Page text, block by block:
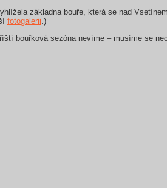
základna bouře, která se nad
fotogalerii .)
bouřková sezóna nevíme – musíme se